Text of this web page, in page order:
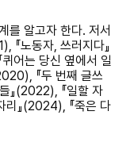
를 알고자 한다. 저서
『노동자, 쓰러지다』
어는 당신 옆에서 일
『두 번째 글쓰
』(2022), 『일할 자
리』(2024), 『죽은 다